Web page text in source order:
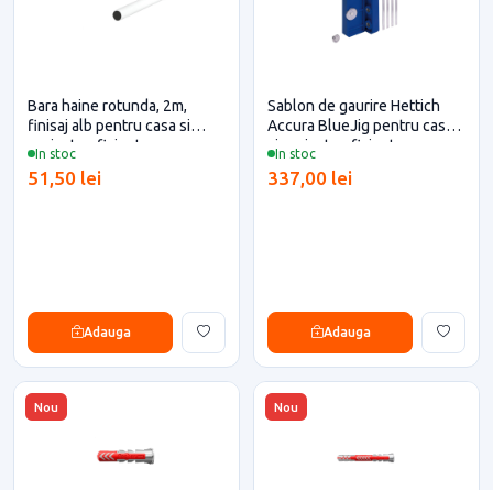
In stoc
Bara haine rotunda, 2m,
finisaj alb pentru casa si
proiecte eficiente
51,50 lei
Adauga
In stoc
Sablon de gaurire Hettich
Accura BlueJig pentru casa
si proiecte eficiente
337,00 lei
Adauga
Nou Nou